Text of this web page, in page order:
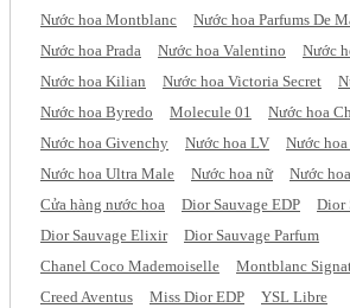
Nước hoa Montblanc
Nước hoa Parfums De
Nước hoa Prada
Nước hoa Valentino
Nước
Nước hoa Kilian
Nước hoa Victoria Secret
Nước hoa Byredo
Molecule 01
Nước hoa
Nước hoa Givenchy
Nước hoa LV
Nước
Nước hoa Ultra Male
Nước hoa nữ
Nước
Cửa hàng nước hoa
Dior Sauvage EDP
Dior
Dior Sauvage Elixir
Dior Sauvage Parfum
Chanel Coco Mademoiselle
Montblanc
Creed Aventus
Miss Dior EDP
YSL Libre